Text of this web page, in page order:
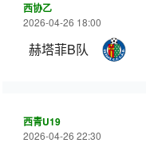
西协乙
2026-04-26 18:00
赫塔菲B队
西青U19
2026-04-26 22:30